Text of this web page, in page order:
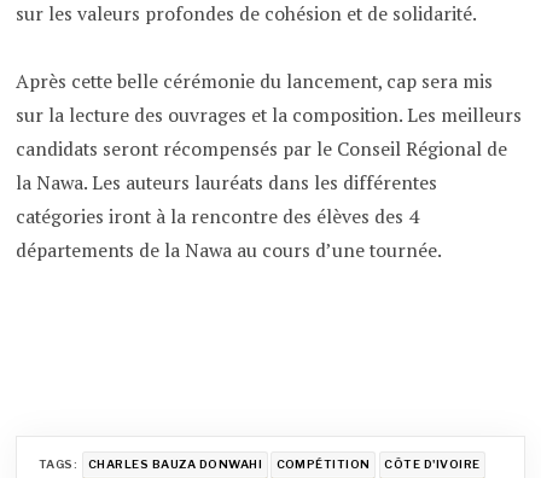
sur les valeurs profondes de cohésion et de solidarité.
Après cette belle cérémonie du lancement, cap sera mis
sur la lecture des ouvrages et la composition. Les meilleurs
candidats seront récompensés par le Conseil Régional de
la Nawa. Les auteurs lauréats dans les différentes
catégories iront à la rencontre des élèves des 4
départements de la Nawa au cours d’une tournée.
TAGS: CHARLES BAUZA DONWAHI COMPÉTITION CÔTE D'IVOIRE